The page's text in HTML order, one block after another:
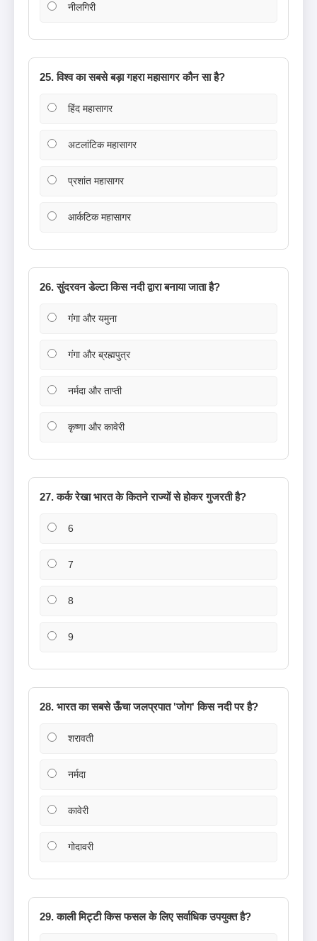
नीलगिरी
25. विश्व का सबसे बड़ा गहरा महासागर कौन सा है?
हिंद महासागर
अटलांटिक महासागर
प्रशांत महासागर
आर्कटिक महासागर
26. सुंदरवन डेल्टा किस नदी द्वारा बनाया जाता है?
गंगा और यमुना
गंगा और ब्रह्मपुत्र
नर्मदा और ताप्ती
कृष्णा और कावेरी
27. कर्क रेखा भारत के कितने राज्यों से होकर गुजरती है?
6
7
8
9
28. भारत का सबसे ऊँचा जलप्रपात 'जोग' किस नदी पर है?
शरावती
नर्मदा
कावेरी
गोदावरी
29. काली मिट्टी किस फसल के लिए सर्वाधिक उपयुक्त है?